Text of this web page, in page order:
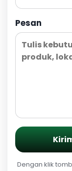
Pesan
Dengan klik